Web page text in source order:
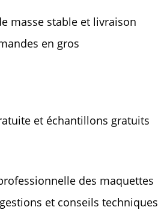
masse stable et livraison
en gros
et échantillons gratuits
des maquettes